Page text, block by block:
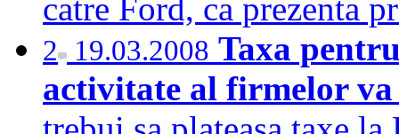
catre Ford, ca prezenta
2 19.03.2008 Taxa
activitate al firmelor